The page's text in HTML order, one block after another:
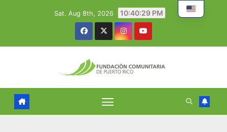
Sat. Aug 8th, 2026 10:40:30 PM